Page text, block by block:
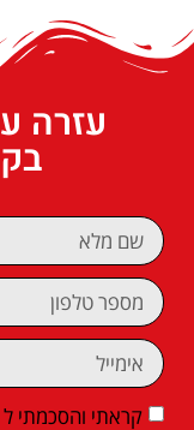
עזרה
קראתי והסכמתי ל